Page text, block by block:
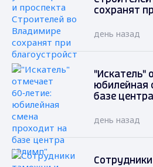
сохранят
день назад
"Искатель"
юбилейная
базе
день назад